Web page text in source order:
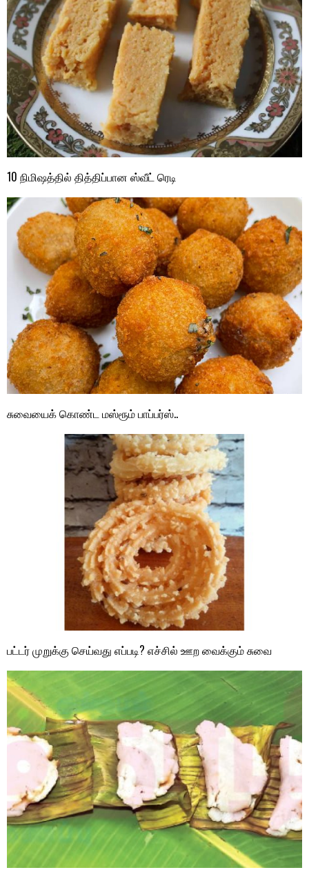
10 நிமிஷத்தில் தித்திப்பான ஸ்வீட் ரெடி
சுவையைக் கொண்ட மஸ்ரூம் பாப்பர்ஸ்..
பட்டர் முறுக்கு செய்வது எப்படி? எச்சில் ஊற வைக்கும் சுவை